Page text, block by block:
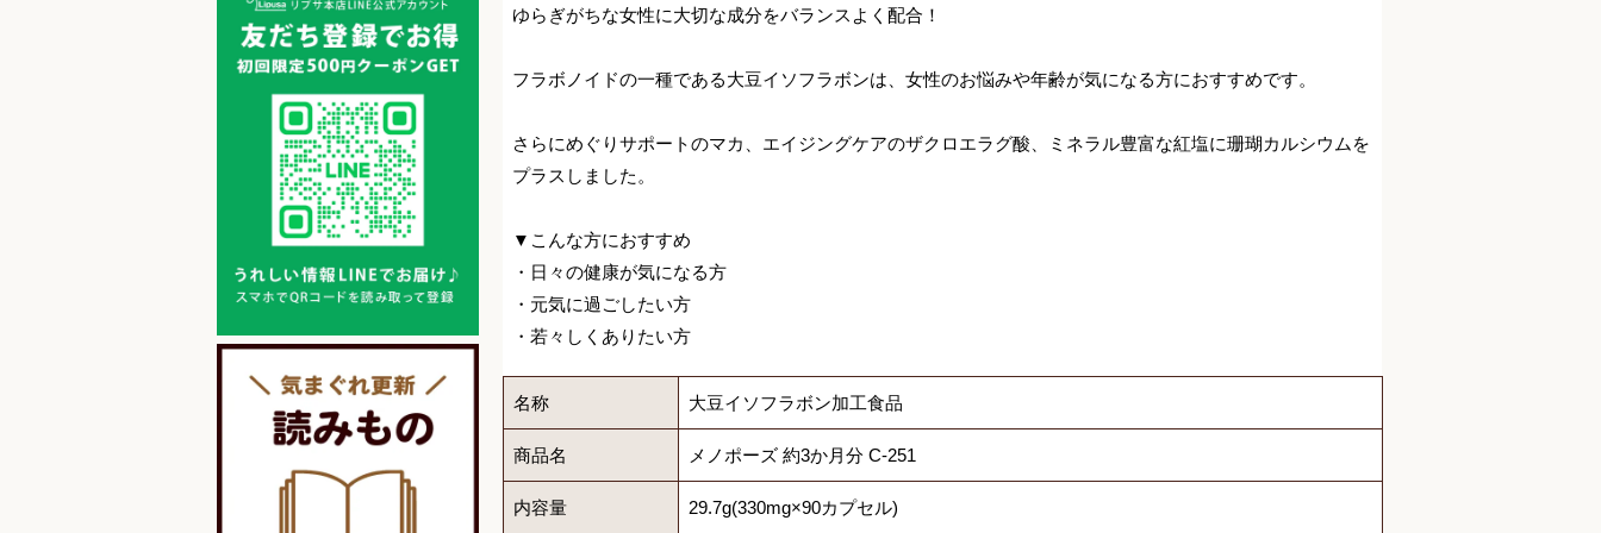
ゆらぎがちな女性に大切な成分をバランスよく配合！
フラボノイドの一種である大豆イソフラボンは、女性のお悩みや年齢が気になる方におすすめです。
さらにめぐりサポートのマカ、エイジングケアのザクロエラグ酸、ミネラル豊富な紅塩に珊瑚カルシウムを
プラスしました。
▼こんな方におすすめ
・日々の健康が気になる方
・元気に過ごしたい方
・若々しくありたい方
名称 大豆イソフラボン加工食品
商品名 メノポーズ 約3か月分 C-251
内容量 29.7g(330mg×90カプセル)